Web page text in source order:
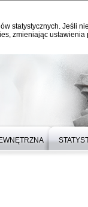
statystycznych. Jeśli
zmieniając